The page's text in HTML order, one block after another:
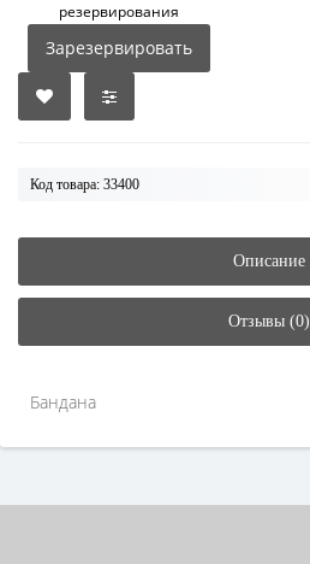
резервирования
Зарезервировать
Код товара: 33400
Описание
Отзывы (0)
Бандана